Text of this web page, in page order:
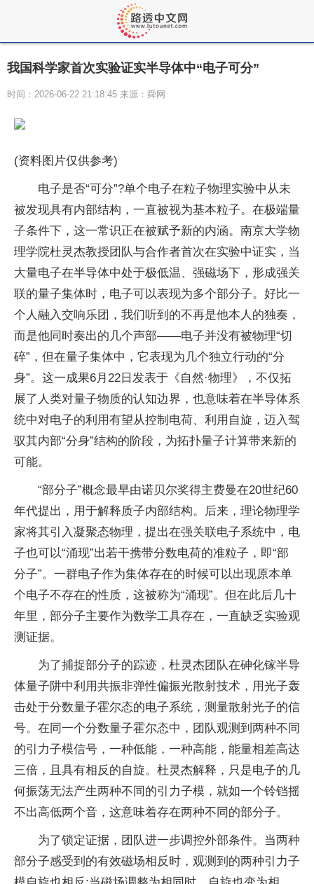
我国科学家首次实验证实半导体中“电子可分”
时间：2026-06-22 21:18:45 来源：舜网
(资料图片仅供参考)
电子是否“可分”?单个电子在粒子物理实验中从未
被发现具有内部结构，一直被视为基本粒子。在极端量
子条件下，这一常识正在被赋予新的内涵。南京大学物
理学院杜灵杰教授团队与合作者首次在实验中证实，当
大量电子在半导体中处于极低温、强磁场下，形成强关
联的量子集体时，电子可以表现为多个部分子。好比一
个人融入交响乐团，我们听到的不再是他本人的独奏，
而是他同时奏出的几个声部——电子并没有被物理“切
碎”，但在量子集体中，它表现为几个独立行动的“分
身”。这一成果6月22日发表于《自然·物理》，不仅拓
展了人类对量子物质的认知边界，也意味着在半导体系
统中对电子的利用有望从控制电荷、利用自旋，迈入驾
驭其内部“分身”结构的阶段，为拓扑量子计算带来新的
可能。
“部分子”概念最早由诺贝尔奖得主费曼在20世纪60
年代提出，用于解释质子内部结构。后来，理论物理学
家将其引入凝聚态物理，提出在强关联电子系统中，电
子也可以“涌现”出若干携带分数电荷的准粒子，即“部
分子”。一群电子作为集体存在的时候可以出现原本单
个电子不存在的性质，这被称为“涌现”。但在此后几十
年里，部分子主要作为数学工具存在，一直缺乏实验观
测证据。
为了捕捉部分子的踪迹，杜灵杰团队在砷化镓半导
体量子阱中利用共振非弹性偏振光散射技术，用光子轰
击处于分数量子霍尔态的电子系统，测量散射光子的信
号。在同一个分数量子霍尔态中，团队观测到两种不同
的引力子模信号，一种低能，一种高能，能量相差高达
三倍，且具有相反的自旋。杜灵杰解释，只是电子的几
何振荡无法产生两种不同的引力子模，就如一个铃铛摇
不出高低两个音，这意味着存在两种不同的部分子。
为了锁定证据，团队进一步调控外部条件。当两种
部分子感受到的有效磁场相反时，观测到的两种引力子